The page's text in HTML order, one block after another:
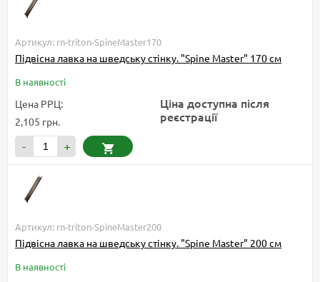
Артикул: rn-triton-SpineMaster170
Підвісна лавка на шведську стінку. "Spine Master" 170 см
В наявності
Цена РРЦ:
2,105 грн.
Ціна доступна після
реєстрації
- +
Артикул: rn-triton-SpineMaster200
Підвісна лавка на шведську стінку. "Spine Master" 200 см
В наявності